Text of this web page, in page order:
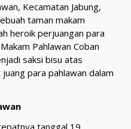
Kecamatan Jabung,
taman makam
heroik perjuangan para
Pahlawan Coban
saksi bisu atas
para pahlawan dalam